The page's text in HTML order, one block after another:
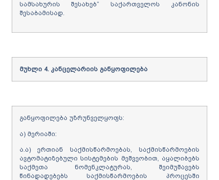
სამსახურის შესახებ“ საქართველოს კანონის
შესაბამისად.
მუხლი4. კანცელარიის განყოფილება
განყოფილება უზრუნველყოფს:
ა) მერიაში:
ა.ა) ერთიან საქმისწარმოებას, საქმისწარმოების
ავტომატიზებული სისტემების მეშვეობით, აყალიბებს
საქმეთა ნომენკლატურას, შეიმუშავებს
წინადადებებს საქმისწარმოების პროცესში